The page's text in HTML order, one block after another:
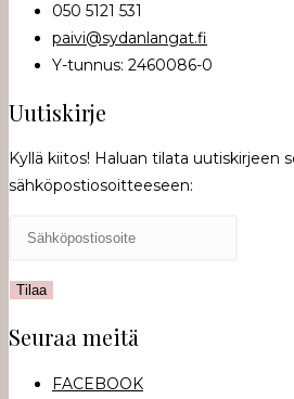
050 5121 531
paivi@sydanlangat.fi
Y-tunnus: 2460086-0
Uutiskirje
Kyllä kiitos! Haluan tilata uutiskirjeen
sähköpostiosoitteeseen:
Seuraa meitä
FACEBOOK